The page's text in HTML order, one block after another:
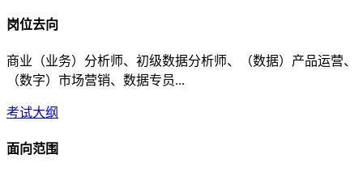
岗位去向
商业（业务）分析师、初级数据分析师、（数据）产品运营、
（数字）市场营销、数据专员...
考试大纲
面向范围